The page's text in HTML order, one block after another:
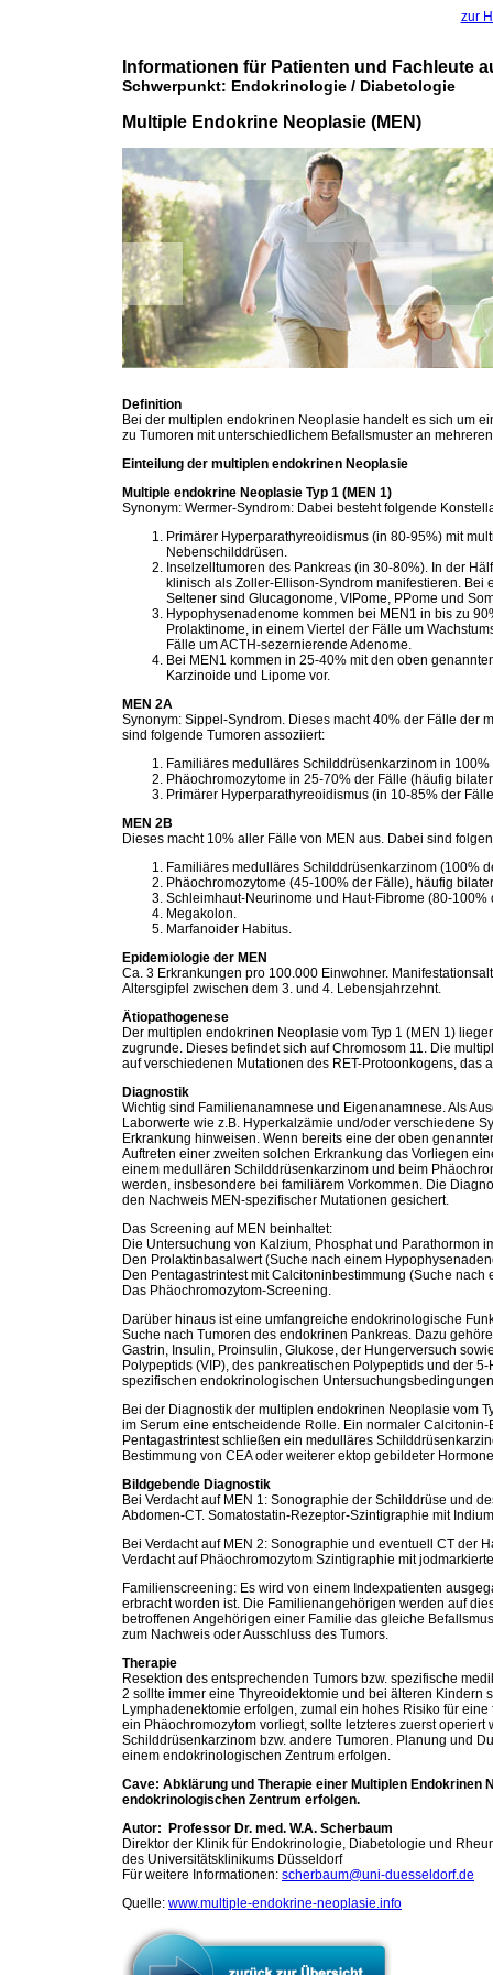
zur
Informationen für Patienten und Fachleute
Schwerpunkt: Endokrinologie / Diabetologie
Multiple Endokrine Neoplasie (MEN)
Definition
Bei der multiplen endokrinen Neoplasie handelt es sich um
zu Tumoren mit unterschiedlichem Befallsmuster an
Einteilung der multiplen endokrinen Neoplasie
Multiple endokrine Neoplasie Typ 1 (MEN 1)
Synonym: Wermer-Syndrom: Dabei besteht folgende
Primärer Hyperparathyreoidismus (in 80-95%) mit
Nebenschilddrüsen.
Inselzelltumoren des Pankreas (in 30-80%). In der
klinisch als Zoller-Ellison-Syndrom manifestieren.
Seltener sind Glucagonome, VIPome, PPome und
Hypophysenadenome kommen bei MEN1 in bis zu
Prolaktinome, in einem Viertel der Fälle um
Fälle um ACTH-sezernierende Adenome.
Bei MEN1 kommen in 25-40% mit den oben
Karzinoide und Lipome vor.
MEN 2A
Synonym: Sippel-Syndrom. Dieses macht 40% der Fälle der
sind folgende Tumoren assoziiert:
Familiäres medulläres Schilddrüsenkarzinom in 100%
Phäochromozytome in 25-70% der Fälle (häufig
Primärer Hyperparathyreoidismus (in 10-85% der
MEN 2B
Dieses macht 10% aller Fälle von MEN aus. Dabei sind
Familiäres medulläres Schilddrüsenkarzinom (100%
Phäochromozytome (45-100% der Fälle), häufig
Schleimhaut-Neurinome und Haut-Fibrome (80-100%
Megakolon.
Marfanoider Habitus.
Epidemiologie der MEN
Ca. 3 Erkrankungen pro 100.000 Einwohner.
Altersgipfel zwischen dem 3. und 4. Lebensjahrzehnt.
Ätiopathogenese
Der multiplen endokrinen Neoplasie vom Typ 1 (MEN 1)
zugrunde. Dieses befindet sich auf Chromosom 11. Die
auf verschiedenen Mutationen des RET-Protoonkogens, das
Diagnostik
Wichtig sind Familienanamnese und Eigenanamnese. Als
Laborwerte wie z.B. Hyperkalzämie und/oder verschiedene
Erkrankung hinweisen. Wenn bereits eine der oben
Auftreten einer zweiten solchen Erkrankung das Vorliegen
einem medullären Schilddrüsenkarzinom und beim
werden, insbesondere bei familiärem Vorkommen. Die
den Nachweis MEN-spezifischer Mutationen gesichert.
Das Screening auf MEN beinhaltet:
Die Untersuchung von Kalzium, Phosphat und Parathormon
Den Prolaktinbasalwert (Suche nach einem
Den Pentagastrintest mit Calcitoninbestimmung (Suche
Das Phäochromozytom-Screening.
Darüber hinaus ist eine umfangreiche endokrinologische
Suche nach Tumoren des endokrinen Pankreas. Dazu
Gastrin, Insulin, Proinsulin, Glukose, der Hungerversuch
Polypeptids (VIP), des pankreatischen Polypeptids und der
spezifischen endokrinologischen
Bei der Diagnostik der multiplen endokrinen Neoplasie vom
im Serum eine entscheidende Rolle. Ein normaler
Pentagastrintest schließen ein medulläres
Bestimmung von CEA oder weiterer ektop gebildeter
Bildgebende Diagnostik
Bei Verdacht auf MEN 1: Sonographie der Schilddrüse und
Abdomen-CT. Somatostatin-Rezeptor-Szintigraphie mit
Bei Verdacht auf MEN 2: Sonographie und eventuell CT der
Verdacht auf Phäochromozytom Szintigraphie mit
Familienscreening: Es wird von einem Indexpatienten
erbracht worden ist. Die Familienangehörigen werden auf
betroffenen Angehörigen einer Familie das gleiche
zum Nachweis oder Ausschluss des Tumors.
Therapie
Resektion des entsprechenden Tumors bzw. spezifische
2 sollte immer eine Thyreoidektomie und bei älteren Kindern
Lymphadenektomie erfolgen, zumal ein hohes Risiko für
ein Phäochromozytom vorliegt, sollte letzteres zuerst
Schilddrüsenkarzinom bzw. andere Tumoren. Planung und
einem endokrinologischen Zentrum erfolgen.
Cave: Abklärung und Therapie einer Multiplen Endokrinen
endokrinologischen Zentrum erfolgen.
Autor: Professor Dr. med. W.A. Scherbaum
Direktor der Klinik für Endokrinologie, Diabetologie und
des Universitätsklinikums Düsseldorf
Für weitere Informationen: scherbaum@uni-duesseldorf.de
Quelle: www.multiple-endokrine-neoplasie.info